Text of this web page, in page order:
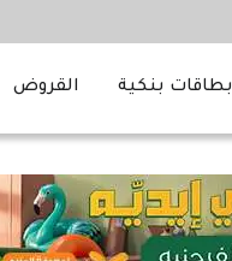
بطاقات بنكية القروض